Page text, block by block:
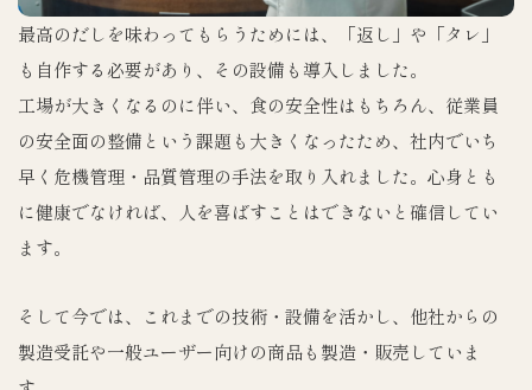
最高のだしを味わってもらうためには、「返し」や「タレ」
も自作する必要があり、その設備も導入しました。
工場が大きくなるのに伴い、食の安全性はもちろん、従業員
の安全面の整備という課題も大きくなったため、社内でいち
早く危機管理・品質管理の手法を取り入れました。心身とも
に健康でなければ、人を喜ばすことはできないと確信してい
ます。
そして今では、これまでの技術・設備を活かし、他社からの
製造受託や一般ユーザー向けの商品も製造・販売していま